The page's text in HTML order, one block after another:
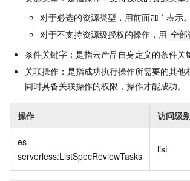
对于必选的资源类型，用前面加 * 表示。
对于不支持资源级授权的操作，用 全部
条件关键字：是指云产品自身定义的条件关
关联操作：是指成功执行操作所需要的其他
同时具备关联操作的权限，操作才能成功。
操作 访问级
es-
serverless:ListSpecReviewTasks
list